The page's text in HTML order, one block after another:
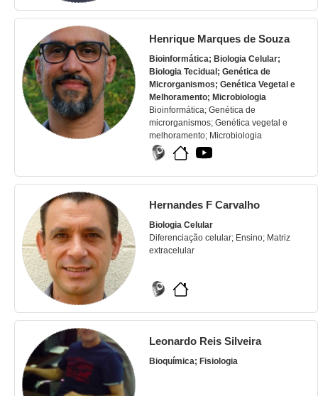
Henrique Marques de Souza
Bioinformática; Biologia Celular;
Biologia Tecidual; Genética de
Microrganismos; Genética Vegetal e
Melhoramento; Microbiologia
Bioinformática; Genética de
microrganismos; Genética vegetal e
melhoramento; Microbiologia
Hernandes F Carvalho
Biologia Celular
Diferenciação celular; Ensino; Matriz
extracelular
Leonardo Reis Silveira
Bioquímica; Fisiologia